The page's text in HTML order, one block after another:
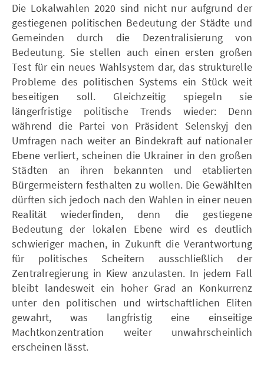
Die Lokalwahlen 2020 sind nicht nur aufgrund der
gestiegenen politischen Bedeutung der Städte und
Gemeinden durch die Dezentralisierung von
Bedeutung. Sie stellen auch einen ersten großen
Test für ein neues Wahlsystem dar, das strukturelle
Probleme des politischen Systems ein Stück weit
beseitigen soll. Gleichzeitig spiegeln sie
längerfristige politische Trends wieder: Denn
während die Partei von Präsident Selenskyj den
Umfragen nach weiter an Bindekraft auf nationaler
Ebene verliert, scheinen die Ukrainer in den großen
Städten an ihren bekannten und etablierten
Bürgermeistern festhalten zu wollen. Die Gewählten
dürften sich jedoch nach den Wahlen in einer neuen
Realität wiederfinden, denn die gestiegene
Bedeutung der lokalen Ebene wird es deutlich
schwieriger machen, in Zukunft die Verantwortung
für politisches Scheitern ausschließlich der
Zentralregierung in Kiew anzulasten. In jedem Fall
bleibt landesweit ein hoher Grad an Konkurrenz
unter den politischen und wirtschaftlichen Eliten
gewahrt, was langfristig eine einseitige
Machtkonzentration weiter unwahrscheinlich
erscheinen lässt.